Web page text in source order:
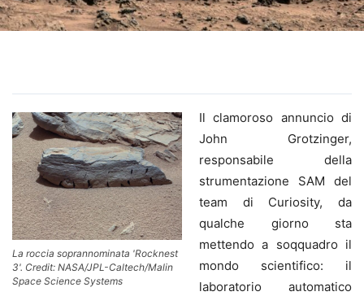
La roccia soprannominata 'Rocknest
3'. Credit: NASA/JPL-Caltech/Malin
Space Science Systems
Il clamoroso annuncio di
John Grotzinger,
responsabile della
strumentazione SAM del
team di Curiosity, da
qualche giorno sta
mettendo a soqquadro il
mondo scientifico: il
laboratorio automatico